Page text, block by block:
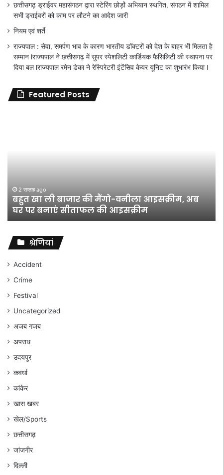
छत्तीसगढ़ ड्राईवर महासंगठन द्वारा स्टेरिंग छोड़ों अभियान स्थगित, संगठन में शामिल
सभी ड्राईवरों को काम पर लौटने का आदेश जारी
नियम एवं शर्ते
राज्यपाल : सेवा, समर्पण भाव के कारण भारतीय डॉक्टरों को देश के बाहर भी मिलता है
सम्मान lराज्यपाल ने छत्तीसगढ़ में सुपर स्पेशलिटी कार्डियक फैसिलिटी की स्थापना पर
दिया बल lराज्यपाल रमेन डेका ने रेस्पिरेटरी इंटेंसिव केयर यूनिट का शुभारंभ किया l
Featured Posts
शिक्षा
विभाग
विवादों
संघर्ष
जारी
रहेगा
अंकित
गौरहा
जून 11, 2026
जिला शिक्षा अधिकारी का तबादला हुआ, लेकिन शिक्षा
विभाग के विवादों पर संघर्ष जारी रहेगा : अंकित गौरहा
श्रेणियां
Accident
Crime
Festival
Uncategorized
अजब गजब
अपराध
उदयपुर
कवर्धा
कांकेर
खास खबर
खेल/Sports
छत्तीसगढ़
जांजगीर
दिल्ली